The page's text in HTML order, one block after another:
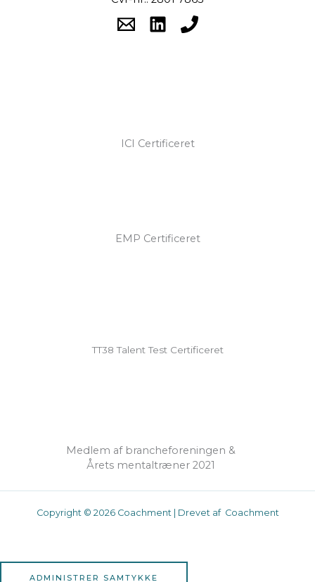
ICI Certificeret
EMP Certificeret
TT38 Talent Test Certificeret
Medlem af brancheforeningen &
Årets mentaltræner 2021
Copyright © 2026 Coachment | Drevet af Coachment
ADMINISTRER SAMTYKKE